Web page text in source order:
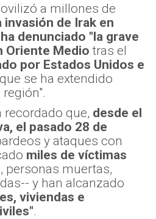
a millones de
invasión de Irak en
ha denunciado "la grave
Oriente Medio tras el
por Estados Unidos e
se ha extendido
recordado que, desde el
el pasado 28 de
y ataques con
miles de víctimas
personas muertas,
y han alcanzado
viviendas e
.